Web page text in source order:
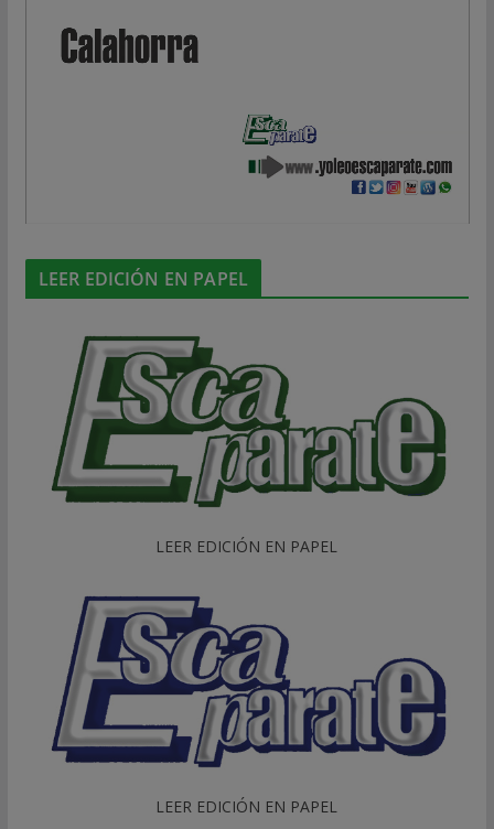
LEER EDICIÓN EN PAPEL
LEER EDICIÓN EN PAPEL
LEER EDICIÓN EN PAPEL